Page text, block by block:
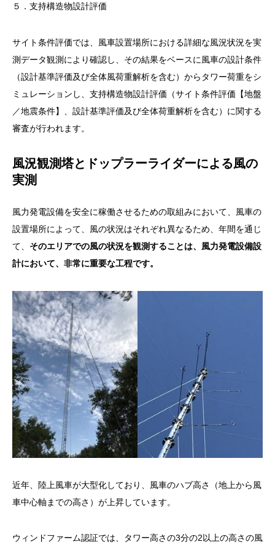
５．支持構造物設計評価
サイト条件評価では、風車設置場所における詳細な風況状況を実
測データ観測により確認し、その結果をベースに風車の設計条件
（設計基準評価及び全体風荷重解析を含む）からタワー荷重をシ
ミュレーションし、支持構造物設計評価（サイト条件評価【地盤
／地震条件】、設計基準評価及び全体荷重解析を含む）に関する
審査が行われます。
風況観測塔とドップラーライダーによる風の
実測
風力発電設備を安全に稼働させるための取組みにおいて、風車の
設置場所によって、風の状況はそれぞれ異なるため、年間を通じ
て、 そのエリアでの風の状況を観測することは、風力発電設備設
計において、非常に重要な工程です。
近年、陸上風車が大型化しており、風車のハブ高さ（地上から風
車中心軸までの高さ）が上昇しています。
ウィンドファーム認証では、タワー高さの3分の2以上の高さの風